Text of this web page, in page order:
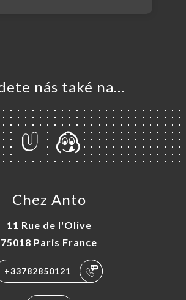
nás také na...
Chez Anto
11 Rue de l'Olive
75018 Paris France
+33782850121